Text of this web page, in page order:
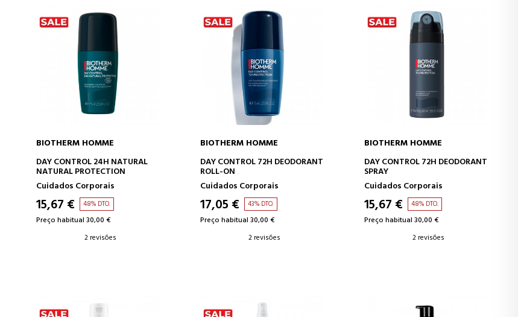
ADICIONAR AO CARRINHO
BIOTHERM HOMME
DAY CONTROL 24H NATURAL
NATURAL PROTECTION
Cuidados Corporais
15,67 € 48% DTO.
Preço habitual 30,00 €
2 revisões
ADICIONAR AO CARRINHO
BIOTHERM HOMME
DAY CONTROL 72H DEODORANT
ROLL-ON
Cuidados Corporais
17,05 € 43% DTO.
Preço habitual 30,00 €
2 revisões
ADICIONAR AO CARRINHO
BIOTHERM HOMME
DAY CONTROL 72H DEODORANT
SPRAY
Cuidados Corporais
15,67 € 48% DTO.
Preço habitual 30,00 €
2 revisões